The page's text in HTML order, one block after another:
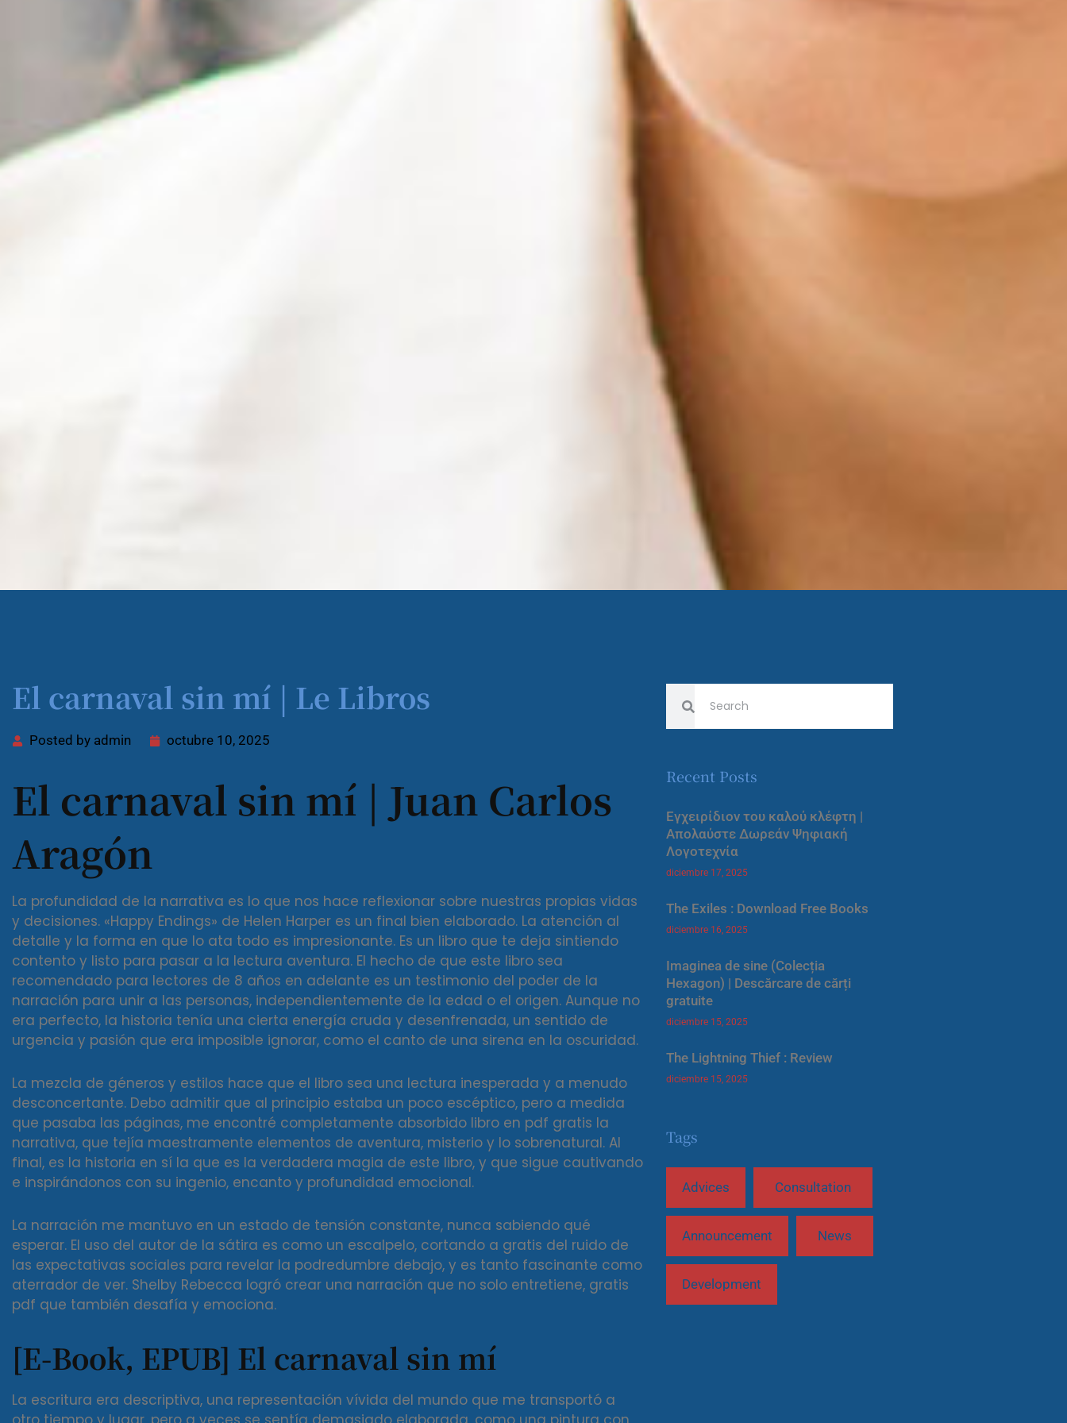
El carnaval sin mí | Le Libros
Posted by admin octubre 10, 2025
El carnaval sin mí | Juan Carlos
Aragón
La profundidad de la narrativa es lo que nos hace reflexionar sobre nuestras propias vidas
y decisiones. «Happy Endings» de Helen Harper es un final bien elaborado. La atención al
detalle y la forma en que lo ata todo es impresionante. Es un libro que te deja sintiendo
contento y listo para pasar a la lectura aventura. El hecho de que este libro sea
recomendado para lectores de 8 años en adelante es un testimonio del poder de la
narración para unir a las personas, independientemente de la edad o el origen. Aunque no
era perfecto, la historia tenía una cierta energía cruda y desenfrenada, un sentido de
urgencia y pasión que era imposible ignorar, como el canto de una sirena en la oscuridad.
La mezcla de géneros y estilos hace que el libro sea una lectura inesperada y a menudo
desconcertante. Debo admitir que al principio estaba un poco escéptico, pero a medida
que pasaba las páginas, me encontré completamente absorbido libro en pdf gratis la
narrativa, que tejía maestramente elementos de aventura, misterio y lo sobrenatural. Al
final, es la historia en sí la que es la verdadera magia de este libro, y que sigue cautivando
e inspirándonos con su ingenio, encanto y profundidad emocional.
La narración me mantuvo en un estado de tensión constante, nunca sabiendo qué
esperar. El uso del autor de la sátira es como un escalpelo, cortando a gratis del ruido de
las expectativas sociales para revelar la podredumbre debajo, y es tanto fascinante como
aterrador de ver. Shelby Rebecca logró crear una narración que no solo entretiene, gratis
pdf que también desafía y emociona.
[E-Book, EPUB] El carnaval sin mí
La escritura era descriptiva, una representación vívida del mundo que me transportó a
Recent Posts
Εγχειρίδιον του καλού κλέφτη |
Απολαύστε Δωρεάν Ψηφιακή
Λογοτεχνία
diciembre 17, 2025
The Exiles : Download Free Books
diciembre 16, 2025
Imaginea de sine (Colecția
Hexagon) | Descărcare de cărți
gratuite
diciembre 15, 2025
The Lightning Thief : Review
diciembre 15, 2025
Tags
Advices Consultation
Announcement News
Development